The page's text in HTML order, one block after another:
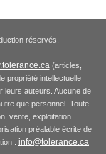
réservés.
(articles,
propriété intellectuelle
leurs auteurs. Aucune de
que personnel. Toute
vente, exploitation
préalable écrite de
: info@tolerance.ca